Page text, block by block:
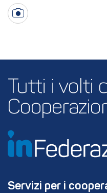
Tutti i volti
Servizi per i